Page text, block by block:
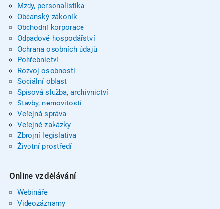
Mzdy, personalistika
Občanský zákoník
Obchodní korporace
Odpadové hospodářství
Ochrana osobních údajů
Pohřebnictví
Rozvoj osobnosti
Sociální oblast
Spisová služba, archivnictví
Stavby, nemovitosti
Veřejná správa
Veřejné zakázky
Zbrojní legislativa
Životní prostředí
Online vzdělávání
Webináře
Videozáznamy